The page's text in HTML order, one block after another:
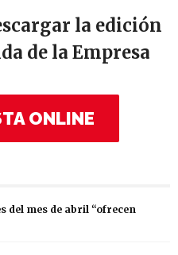
la edición
de la Empresa
ONLINE
del mes de abril “ofrecen